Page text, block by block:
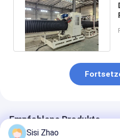
Empfohlene Produkte
Sisi Zhao